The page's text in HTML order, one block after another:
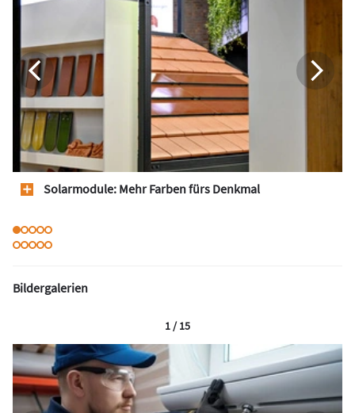
Solarmodule: Mehr Farben fürs Denkmal
Bildergalerien
1 / 15